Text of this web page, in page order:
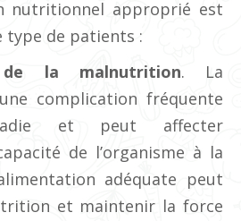
nutritionnel approprié est
de patients :
de la malnutrition. La
complication fréquente
et peut affecter
de l’organisme à la
adéquate peut
et maintenir la force